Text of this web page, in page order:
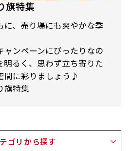
旗特集
に、売り場にも爽やかな季
ャンペーンにぴったりなの
明るく、思わず立ち寄りた
間に彩りましょう♪
旗特集
ゴリから探す